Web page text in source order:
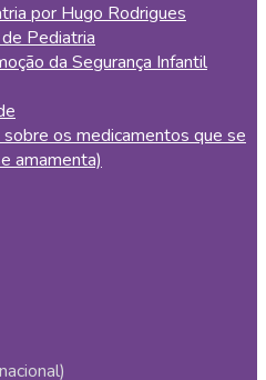
por Hugo Rodrigues
Pediatria
da Segurança Infantil
os medicamentos que se
amamenta)